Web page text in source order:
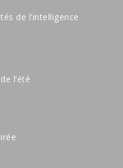
de l’intelligence
l’été